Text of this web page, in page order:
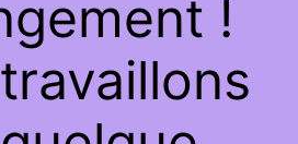
!